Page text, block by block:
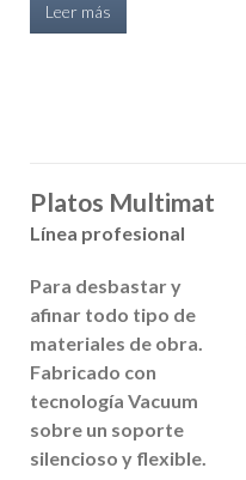
Leer más
Platos Multimat
Línea profesional
Para desbastar y
afinar todo tipo de
materiales de obra.
Fabricado con
tecnología Vacuum
sobre un soporte
silencioso y flexible.